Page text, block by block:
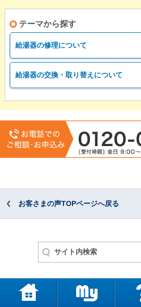
テーマから探す
給湯器の修理について
給湯器の交換・取り替えについて
お客さまの声TOPページへ戻る